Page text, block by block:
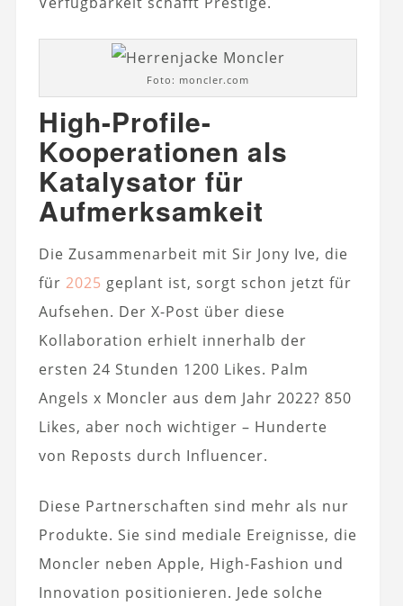
Foto: moncler.com
High-Profile-
Kooperationen als
Katalysator für
Aufmerksamkeit
Die Zusammenarbeit mit Sir Jony Ive, die
für 2025 geplant ist, sorgt schon jetzt für
Aufsehen. Der X-Post über diese
Kollaboration erhielt innerhalb der
ersten 24 Stunden 1200 Likes. Palm
Angels x Moncler aus dem Jahr 2022? 850
Likes, aber noch wichtiger – Hunderte
von Reposts durch Influencer.
Diese Partnerschaften sind mehr als nur
Produkte. Sie sind mediale Ereignisse, die
Moncler neben Apple, High-Fashion und
Innovation positionieren. Jede solche